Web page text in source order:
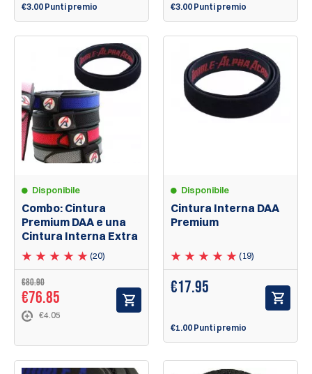
€3.00 Punti premio €3.00 Punti premio
Disponibile
Combo: Cintura
Premium DAA e una
Cintura Interna Extra
(20)
€80.90
€76.85
€4.05
Disponibile
Cintura Interna DAA
Premium
(19)
€17.95
€1.00 Punti premio